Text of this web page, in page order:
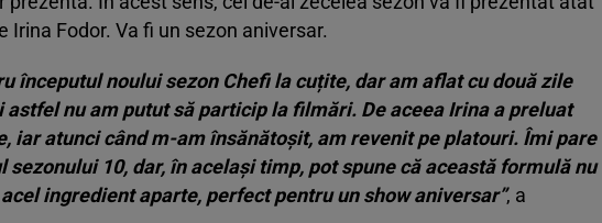
Irina Fodor. Va fi un sezon aniversar.
începutul noului sezon Chefi la cuțite, dar am aflat cu două zile
astfel nu am putut să particip la filmări. De aceea Irina a preluat
iar atunci când m-am însănătoșit, am revenit pe platouri. Îmi pare
sezonului 10, dar, în același timp, pot spune că această formulă nu
ingredient aparte, perfect pentru un show aniversar”, a